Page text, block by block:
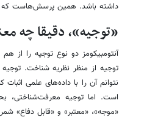
داشته باشد. همین پرسش‌هاست که
«توجیه»، دقیقا چه
آنتومبیکومز دو نوع توجیه را از
توجیه از منظر نظریه شناخت. توجیه
نتوانم آن را با داده‌های علمی
است. اما توجیه معرفت‌شناختی،
«موجه»، «معتبر» و «قابل دفاع»